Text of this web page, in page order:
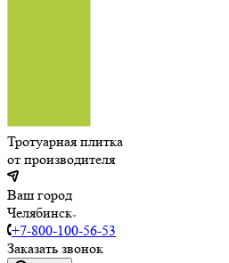
Тротуарная плитка
от производителя
Ваш город
Челябинск
+7-800-100-56-53
Заказать звонок